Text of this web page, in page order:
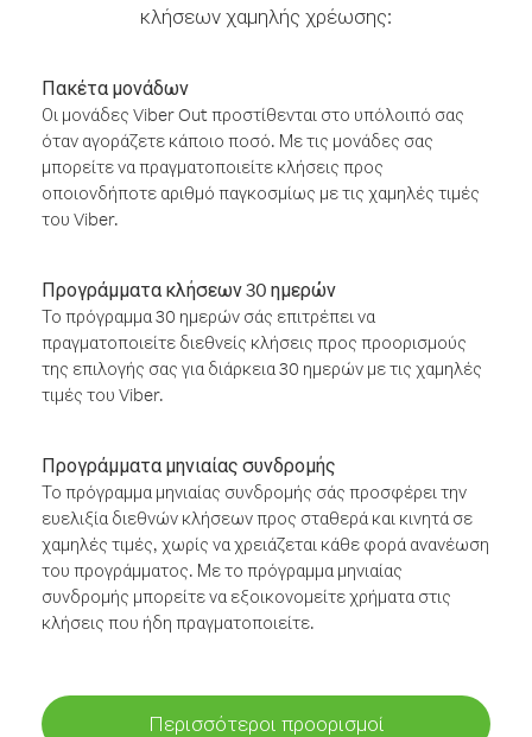
κλήσεων χαμηλής χρέωσης:
Πακέτα μονάδων
Οι μονάδες Viber Out προστίθενται στο υπόλοιπό σας
όταν αγοράζετε κάποιο ποσό. Με τις μονάδες σας
μπορείτε να πραγματοποιείτε κλήσεις προς
οποιονδήποτε αριθμό παγκοσμίως με τις χαμηλές τιμές
του Viber.
Προγράμματα κλήσεων 30 ημερών
Το πρόγραμμα 30 ημερών σάς επιτρέπει να
πραγματοποιείτε διεθνείς κλήσεις προς προορισμούς
της επιλογής σας για διάρκεια 30 ημερών με τις χαμηλές
τιμές του Viber.
Προγράμματα μηνιαίας συνδρομής
Το πρόγραμμα μηνιαίας συνδρομής σάς προσφέρει την
ευελιξία διεθνών κλήσεων προς σταθερά και κινητά σε
χαμηλές τιμές, χωρίς να χρειάζεται κάθε φορά ανανέωση
του προγράμματος. Με το πρόγραμμα μηνιαίας
συνδρομής μπορείτε να εξοικονομείτε χρήματα στις
κλήσεις που ήδη πραγματοποιείτε.
Περισσότεροι προορισμοί